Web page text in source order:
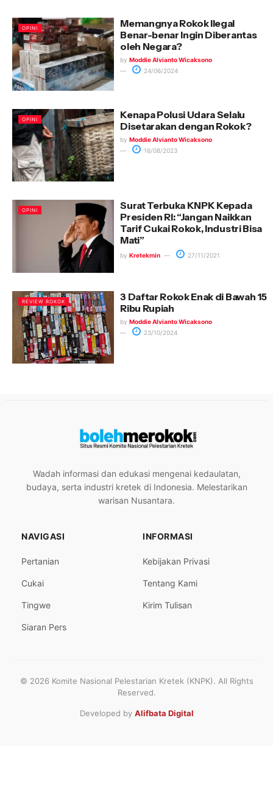
OPINI
Memangnya Rokok Ilegal
Benar-benar Ingin Diberantas
oleh Negara?
by Moddie Alvianto Wicaksono
24/06/2024
OPINI
Kenapa Polusi Udara Selalu
Disetarakan dengan Rokok?
by Moddie Alvianto Wicaksono
16/08/2023
OPINI
Surat Terbuka KNPK Kepada
Presiden RI: “Jangan Naikkan
Tarif Cukai Rokok, Industri Bisa
Mati”
by Kretekmin 27/11/2021
REVIEW ROKOK
3 Daftar Rokok Enak di Bawah 15
Ribu Rupiah
by Moddie Alvianto Wicaksono
23/10/2024
Wadah informasi dan edukasi mengenai kedaulatan,
budaya, serta industri kretek di Indonesia. Melestarikan
warisan Nusantara.
NAVIGASI
Pertanian
Cukai
Tingwe
Siaran Pers
INFORMASI
Kebijakan Privasi
Tentang Kami
Kirim Tulisan
© 2026 Komite Nasional Pelestarian Kretek (KNPK). All Rights
Reserved.
Developed by Alifbata Digital